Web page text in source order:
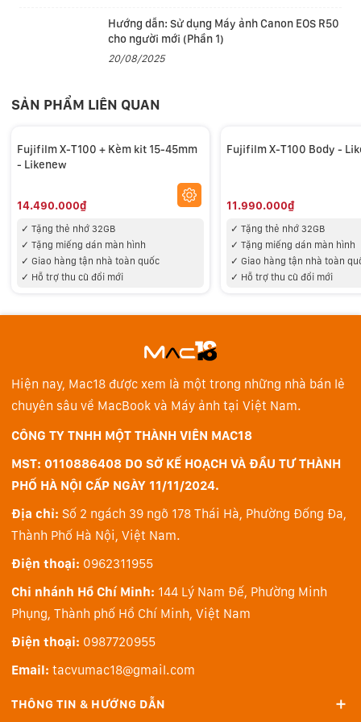
Thiết kế thân máy và kết nối không dây
- Ống ngắm điện tử OLED với kích thước 0.39", độ phân
chuyên dụng, độ phóng đại 0.62x, cho hình ảnh sắc
- Màn hình xoay lật 3 inch, độ phân giải 1,04 pixel giúp
dễ dàng chụp ảnh selfie.
- Wi-Fi tích hợp và Bluetooth Low Energy cho phép bạn
chia sẻ không dây hình ảnh của mình với thiết bị di
động được liên kết.
- Giữ lại tính thẩm mỹ retro mà dòng máy X-series của
Fujifilm, X-T100 có thiết kế nhỏ nhẹ, gọn và được giản
- Đèn flash bật lên tích hợp sẵn có để cung cấp thêm
ánh sáng khi làm việc trong điều kiện thiếu ánh sáng
đầu ra flash theo cảnh.
Một số tính năng khác
- Chế độ Tự động SR nâng cao
Hướng dẫn: Sử dụng Máy ảnh Canon EOS R50
cho người mới (Phần 1)
20/08/2025
SẢN PHẨM LIÊN QUAN
Fujifilm X-T100 + Kèm kit 15-45mm
- Likenew
14.490.000₫
✓ Tặng thẻ nhớ 32GB
✓ Tặng miếng dán màn hình
✓ Giao hàng tận nhà toàn quốc
✓ Hỗ trợ thu cũ đổi mới
Fujifilm X-T100 Body -
11.990.000₫
✓Tặng thẻ nhớ 32GB
✓ Tặng miếng dán màn hình
✓Giao hàng tận nhà toàn
✓ Hỗ trợ thu cũ đổi mới
Hiện nay, Mac18 được xem là một trong những nhà bán lẻ
chuyên sâu về MacBook và Máy ảnh tại Việt Nam.
CÔNG TY TNHH MỘT THÀNH VIÊN MAC18
MST: 0110886408 DO SỞ KẾ HOẠCH VÀ ĐẦU TƯ THÀNH
PHỐ HÀ NỘI CẤP NGÀY 11/11/2024.
Địa chỉ: Số 2 ngách 39 ngõ 178 Thái Hà, Phường Đống Đa,
Thành Phố Hà Nội, Việt Nam.
Điện thoại: 0962311955
Chi nhánh Hồ Chí Minh: 144 Lý Nam Đế, Phường Minh
Phụng, Thành phố Hồ Chí Minh, Việt Nam
Điện thoại: 0987720955
Email: tacvumac18@gmail.com
THÔNG TIN & HƯỚNG DẪN